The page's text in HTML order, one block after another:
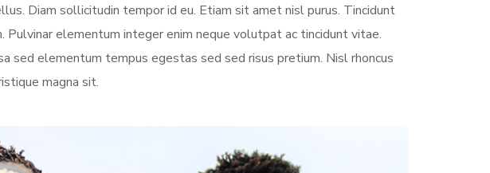
Diam sollicitudin tempor id eu. Etiam sit amet nisl purus. Tincidunt
elementum integer enim neque volutpat ac tincidunt vitae.
sed elementum tempus egestas sed sed risus pretium. Nisl rhoncus
magna sit.